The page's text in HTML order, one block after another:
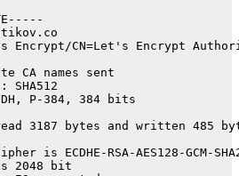
Encrypt/CN=Let's Encrypt
CA names sent
P-384, 384 bits
3187 bytes and written 485
is ECDHE-RSA-AES128-GCM-
2048 bit